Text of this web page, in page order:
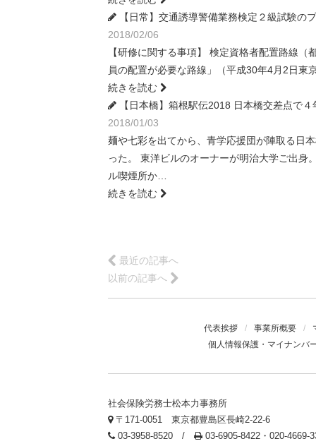
【日常】交通誘導警備業務検定２級試験の
2018/02/06
【研修に関する事項】 検定資格者配置路線
員の配置が必要な路線」（平成30年4月2日
続きを読む
【日本橋】箱根駅伝2018 日本橋交差点で
2018/01/03
麺や七彩を出てから、青学応援団が陣取る日
った。 東洋ビルのオーナーが明治大学ご出身
ル喫煙所か…
続きを読む
最近の記事へ
以前の記事へ
代表挨拶 / 事業所概要 /
個人情報保護・マイナンバ
社会保険労務士松本力事務所
〒171-0051 東京都豊島区長崎2-22-6
03-3958-8520 /
03-6905-8422・020-4669-